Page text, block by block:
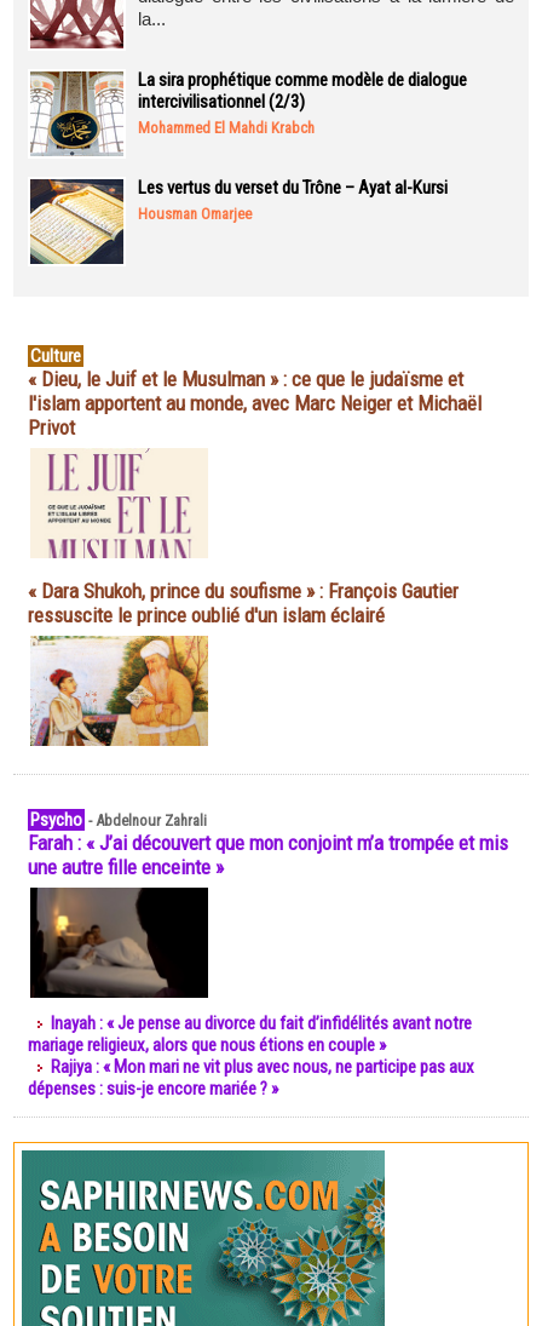
la...
La sira prophétique comme modèle de dialogue
intercivilisationnel (2/3)
Mohammed El Mahdi Krabch
Les vertus du verset du Trône – Ayat al-Kursi
Housman Omarjee
Culture
« Dieu, le Juif et le Musulman » : ce que le judaïsme et
l'islam apportent au monde, avec Marc Neiger et Michaël
Privot
« Dara Shukoh, prince du soufisme » : François Gautier
ressuscite le prince oublié d'un islam éclairé
Psycho -Abdelnour Zahrali
Farah : « J’ai découvert que mon conjoint m’a trompée et mis
une autre fille enceinte »
Inayah : « Je pense au divorce du fait d’infidélités avant notre
mariage religieux, alors que nous étions en couple »
Rajiya : « Mon mari ne vit plus avec nous, ne participe pas aux
dépenses : suis-je encore mariée ? »